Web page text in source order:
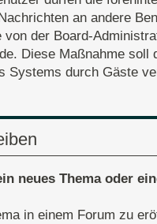
an andere
von der Board-
Diese Maßnahme soll
Systems durch Gäste
neues Thema oder
in einem Forum zu